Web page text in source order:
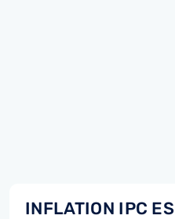
INFLATION IPC